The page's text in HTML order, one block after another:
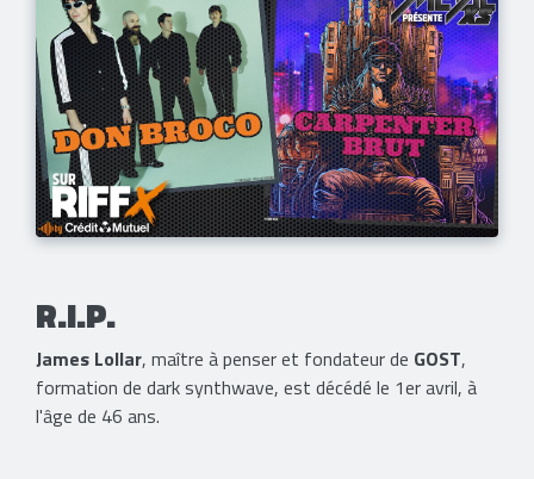
R.I.P.
James Lollar, maître à penser et fondateur de GOST,
formation de dark synthwave, est décédé le 1er avril, à
l'âge de 46 ans.